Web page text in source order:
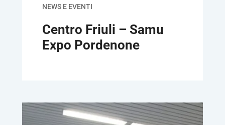
NEWS E EVENTI
Centro Friuli – Samu
Expo Pordenone